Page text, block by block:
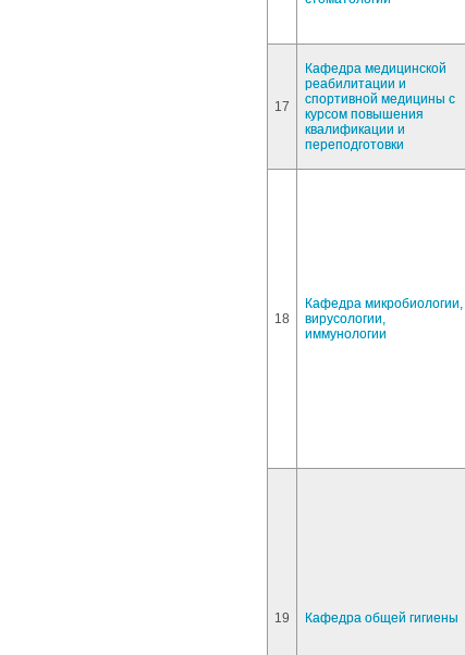
17
Кафедра медицинской
реабилитации и
спортивной медицины с
курсом повышения
квалификации и
переподготовки
18
Кафедра микробиологии,
вирусологии,
иммунологии
19 Кафедра общей гигиены